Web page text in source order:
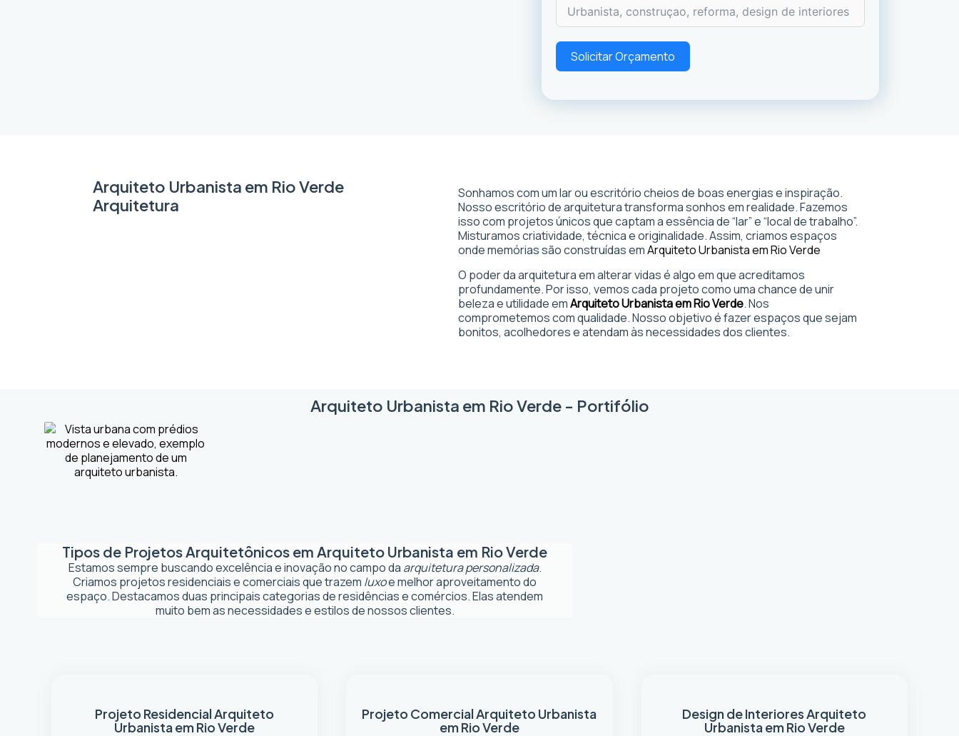
Solicitar Orçamento
Arquiteto Urbanista em Rio Verde
Arquitetura
Sonhamos com um lar ou escritório cheios de boas energias e inspiração.
Nosso escritório de arquitetura transforma sonhos em realidade. Fazemos
isso com projetos únicos que captam a essência de “lar” e “local de trabalho”.
Misturamos criatividade, técnica e originalidade. Assim, criamos espaços
onde memórias são construídas emArquiteto Urbanista em Rio Verde
O poder da arquitetura em alterar vidas é algo em que acreditamos
profundamente. Por isso, vemos cada projeto como uma chance de unir
beleza e utilidade emArquiteto Urbanista em Rio Verde. Nos
comprometemos com qualidade. Nosso objetivo é fazer espaços que sejam
bonitos, acolhedores e atendam às necessidades dos clientes.
Arquiteto Urbanista em Rio Verde - Portifólio
Tipos de Projetos Arquitetônicos em Arquiteto Urbanista em Rio Verde
Estamos sempre buscando excelência e inovação no campo da arquitetura personalizada.
Criamos projetos residenciais e comerciais que trazem luxoe melhor aproveitamento do
espaço. Destacamos duas principais categorias de residências e comércios. Elas atendem
muito bem as necessidades e estilos de nossos clientes.
Projeto ResidencialArquiteto
Urbanista em Rio Verde
Projeto ComercialArquiteto Urbanista
em Rio Verde
Design de InterioresArquiteto
Urbanista em Rio Verde